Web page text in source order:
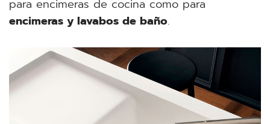
para encimeras de cocina como para
encimeras y lavabos de baño.